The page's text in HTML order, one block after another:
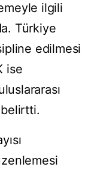
ilgili
Türkiye
edilmesi
ise
belirtti.